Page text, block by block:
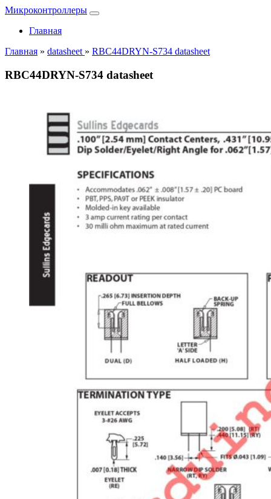
Микроконтроллеры
Главная
Главная » datasheet » RBC44DRYN-S734 datasheet
RBC44DRYN-S734 datasheet